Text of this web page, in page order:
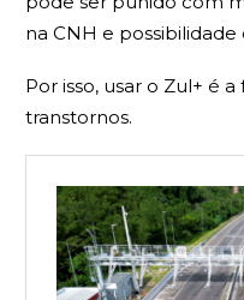
na CNH e
Por isso, usar o Zul+ é
transtornos.